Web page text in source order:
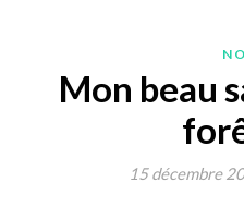
Mon beau
15 décembre